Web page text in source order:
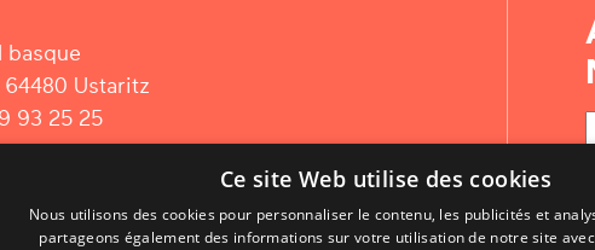
basque
64480 Ustaritz
93 25 25
Ce site Web utilise des cookies
Nous utilisons des cookies pour personnaliser le contenu, les publicités et
partageons également des informations sur votre utilisation de notre site